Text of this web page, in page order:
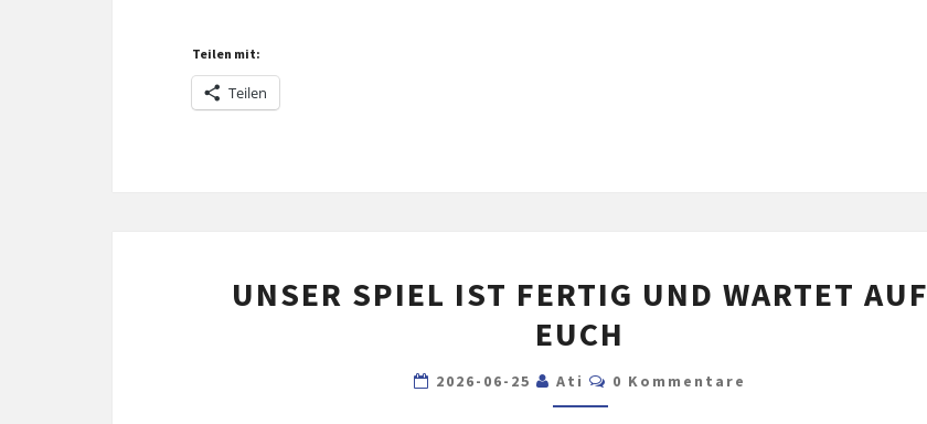
Teilen mit:
Teilen
SPIEL
IST
UND
UNSER SPIEL IST FERTIG UND WARTET AUF
EUCH
2026-06-25 Ati Kommentare
0 Kommentare